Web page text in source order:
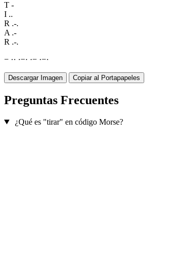
T -
I ..
R .-.
A .-
R .-.
− ·· ·−· ·− ·−·
Descargar Imagen Copiar al Portapapeles
Preguntas Frecuentes
¿Qué es "tirar" en código Morse?